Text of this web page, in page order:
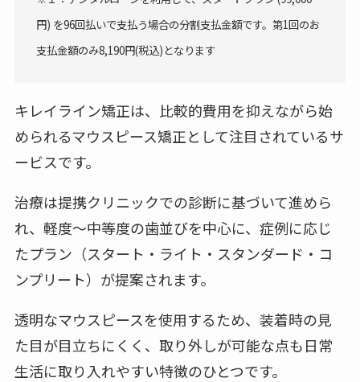
円) を96回払いで支払う場合の分割支払金額です。第1回のお
支払金額のみ8,190円(税込)となります
キレイライン矯正は、比較的費用を抑えながら始
められるマウスピース矯正として注目されているサ
ービスです。
治療は提携クリニックでの診断に基づいて進めら
れ、軽度〜中等度の歯並びを中心に、症例に応じ
たプラン（スタート・ライト・スタンダード・コ
ンプリート）が提案されます。
透明なマウスピースを使用するため、装着時の見
た目が目立ちにくく、取り外しが可能な点も日常
生活に取り入れやすい特徴のひとつです。